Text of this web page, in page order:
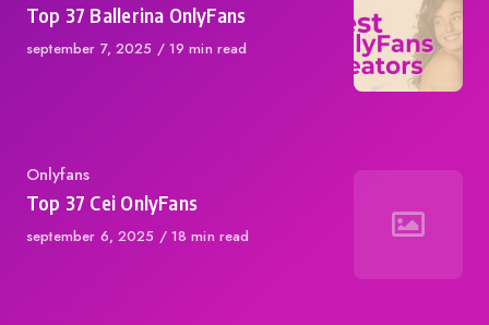
Top 37 Ballerina OnlyFans
Published
september 7, 2025 19 min read
Category
Onlyfans
Top 37 Cei OnlyFans
Published
september 6, 2025 18 min read